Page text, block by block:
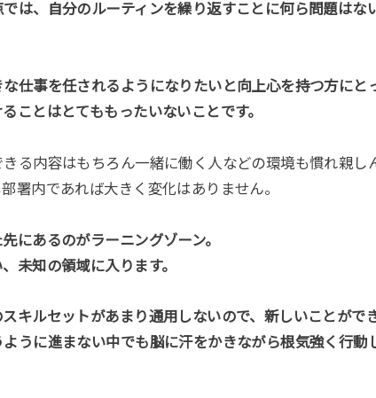
は、自分のルーティンを繰り返すことに何ら問題はな
仕事を任されるようになりたいと向上心を持つ方にと
ことはとてももったいないことです。
る内容はもちろん一緒に働く人などの環境も慣れ親し
署内であれば大きく変化はありません。
にあるのがラーニングゾーン。
未知の領域に入ります。
キルセットがあまり通用しないので、新しいことがで
うに進まない中でも脳に汗をかきながら根気強く行動